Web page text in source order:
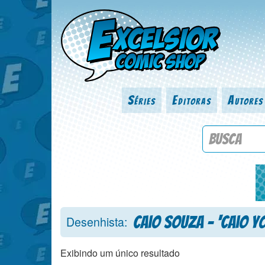
Séries Editoras Autores
Procure
Desenhista: Caio Souza - ‘Caio
Exibindo um único resultado